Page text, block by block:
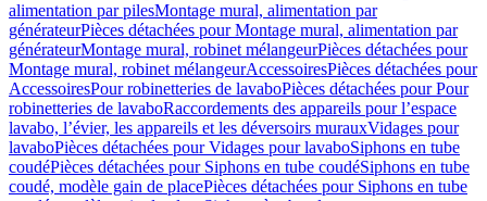
alimentation par pilesMontage mural, alimentation par
générateurPièces détachées pour Montage mural, alimentation par
générateurMontage mural, robinet mélangeurPièces détachées pour
Montage mural, robinet mélangeurAccessoiresPièces détachées pour
AccessoiresPour robinetteries de lavaboPièces détachées pour Pour
robinetteries de lavaboRaccordements des appareils pour l’espace
lavabo, l’évier, les appareils et les déversoirs murauxVidages pour
lavaboPièces détachées pour Vidages pour lavaboSiphons en tube
coudéPièces détachées pour Siphons en tube coudéSiphons en tube
coudé, modèle gain de placePièces détachées pour Siphons en tube